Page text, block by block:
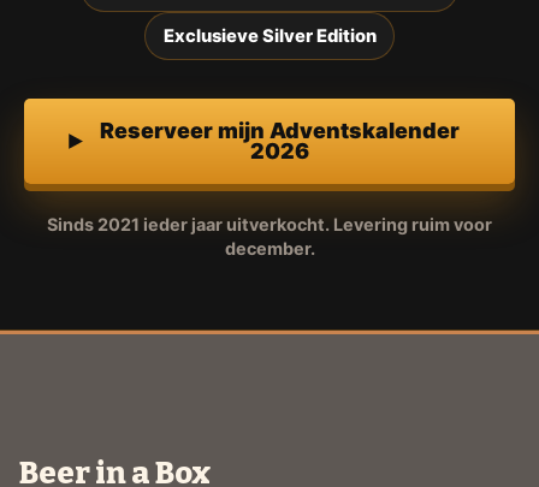
Exclusieve Silver Edition
Reserveer mijn Adventskalender
2026
Sinds 2021 ieder jaar uitverkocht. Levering ruim voor
december.
Beer in a Box